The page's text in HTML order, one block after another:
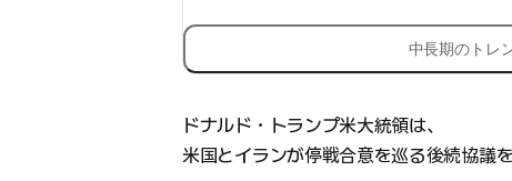
中長期のトレ
ドナルド・トランプ米大統領は、
米国とイランが停戦合意を巡る後続協議